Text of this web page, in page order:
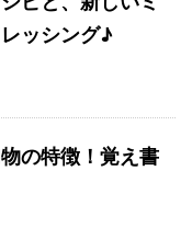
ッシング♪
の特徴！覚え書